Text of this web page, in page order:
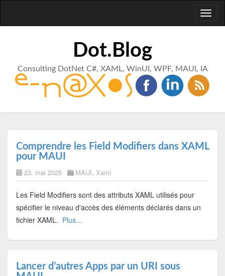
Dot.Blog
Consulting DotNet C#, XAML, WinUI, WPF, MAUI, IA
Comprendre les Field Modifiers dans XAML
pour MAUI
23. mai 2025 MAUI, Xaml
Les Field Modifiers sont des attributs XAML utilisés pour
spécifier le niveau d'accès des éléments déclarés dans un
fichier XAML. Plus...
Lancer d’autres Apps par un URI sous